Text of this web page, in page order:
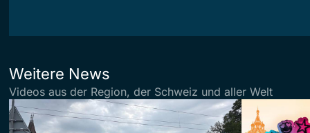
Weitere News
Videos aus der Region, der Schweiz und aller Welt